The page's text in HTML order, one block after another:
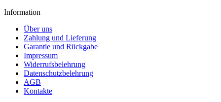
Information
Über uns
Zahlung und Lieferung
Garantie und Rückgabe
Impressum
Widerrufsbelehrung
Datenschutzbelehrung
AGB
Kontakte